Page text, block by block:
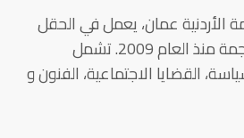
الأردنية عمان، يعمل في الحقل
الصحافي، التحرير و الترجمة منذ العام 2009. تشمل
القضايا الاجتماعية، الفنون و